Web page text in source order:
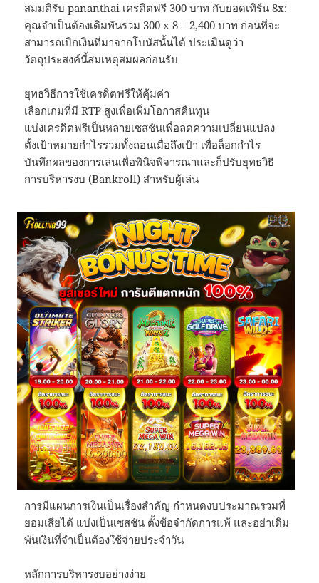
สมมติรับ pananthai เครดิตฟรี 300 บาท กับยอดเทิร์น 8x:
คุณจำเป็นต้องเดิมพันรวม 300 x 8 = 2,400 บาท ก่อนที่จะ
สามารถเบิกเงินที่มาจากโบนัสนั้นได้ ประเมินดูว่า
วัตถุประสงค์นี้สมเหตุสมผลก่อนรับ
ยุทธวิธีการใช้เครดิตฟรีให้คุ้มค่า
เลือกเกมที่มี RTP สูงเพื่อเพิ่มโอกาสคืนทุน
แบ่งเครดิตฟรีเป็นหลายเซสชันเพื่อลดความเปลี่ยนแปลง
ตั้งเป้าหมายกำไรรวมทั้งถอนเมื่อถึงเป้า เพื่อล็อกกำไร
บันทึกผลของการเล่นเพื่อพินิจพิจารณาและก็ปรับยุทธวิธี
การบริหารงบ (Bankroll) สำหรับผู้เล่น
การมีแผนการเงินเป็นเรื่องสำคัญ กำหนดงบประมาณรวมที่
ยอมเสียได้ แบ่งเป็นเซสชัน ตั้งข้อจำกัดการแพ้ และอย่าเดิม
พันเงินที่จำเป็นต้องใช้จ่ายประจำวัน
หลักการบริหารงบอย่างง่าย